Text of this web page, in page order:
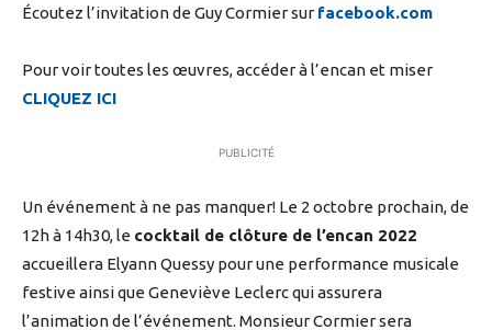
Écoutez l’invitation de Guy Cormier sur facebook.com
Pour voir toutes les œuvres, accéder à l’encan et miser
CLIQUEZ ICI
PUBLICITÉ
Un événement à ne pas manquer! Le 2 octobre prochain, de
12h à 14h30, le cocktail de clôture de l’encan 2022
accueillera Elyann Quessy pour une performance musicale
festive ainsi que Geneviève Leclerc qui assurera
l’animation de l’événement. Monsieur Cormier sera